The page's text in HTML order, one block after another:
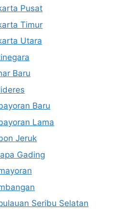
Pusat
Timur
Utara
Baru
Baru
Lama
Jeruk
Gading
Seribu Selatan